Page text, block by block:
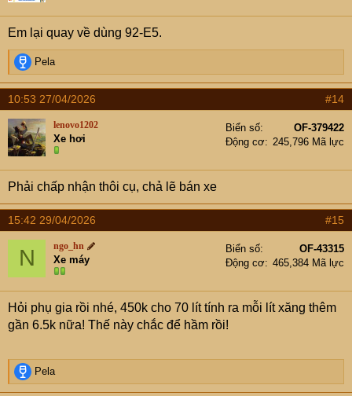
n
s
:
Em lại quay về dùng 92-E5.
R
e
a
c
t
i
o
n
s
Pela
10:53 27/04/2026 #14
lenovo1202
Xe hơi
Biển số
OF-379422
Động cơ
245,796 Mã lực
Phải chấp nhận thôi cụ, chả lẽ bán xe
15:42 29/04/2026 #15
N ngo_hn
Xe máy
Biển số
OF-43315
Động cơ
465,384 Mã lực
Hỏi phụ gia rồi nhé, 450k cho 70 lít tính ra mỗi lít xăng thêm
gần 6.5k nữa! Thế này chắc để hầm rồi!
R
e
Pela